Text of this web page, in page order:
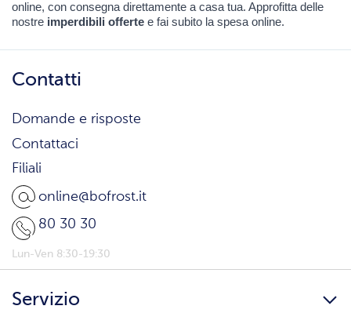
online, con consegna direttamente a casa tua. Approfitta delle
nostre imperdibili offerte e fai subito la spesa online.
Contatti
Domande e risposte
Contattaci
Filiali
online@bofrost.it
80 30 30
Lun-Ven 8:30-19:30
Servizio